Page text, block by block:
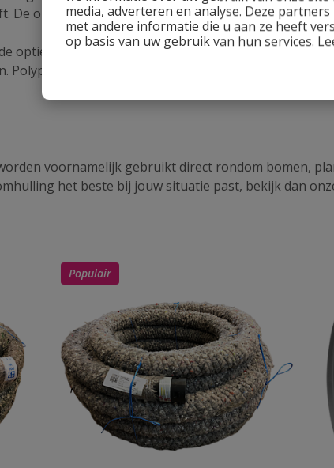
media, adverteren en analyse. Deze
met andere informatie die u aan ze heeft
op basis van uw gebruik van hun services.
De omhulling vormt een beschermende laag om
optie om te kiezen tussen een omhulling van kokos
Polypropyleenomhulling biedt daarentegen een
voornamelijk gebruikt direct rondom bomen,
het beste bij jouw situatie past, bekijk dan
Populair